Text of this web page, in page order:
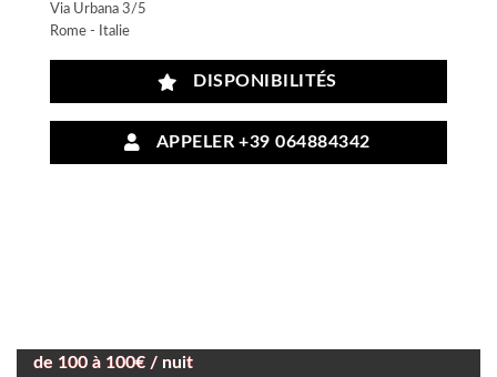
Via Urbana 3/5
Rome - Italie
DISPONIBILITÉS
APPELER +39 064884342
de 100 à 100€ / nuit